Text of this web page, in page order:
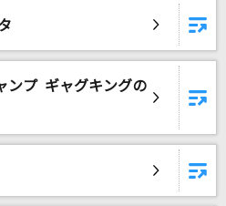
プ ギャグキングの